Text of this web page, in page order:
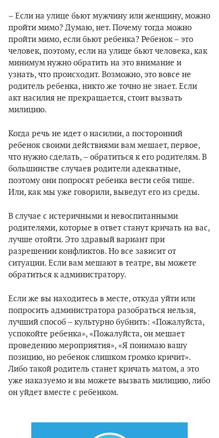
– Если на улице бьют мужчину или женщину, можно
пройти мимо? Думаю, нет. Почему тогда можно
пройти мимо, если бьют ребенка? Ребенок – это
человек, поэтому, если на улице бьют человека, как
минимум нужно обратить на это внимание и
узнать, что происходит. Возможно, это вовсе не
родитель ребенка, никто же точно не знает. Если
акт насилия не прекращается, стоит вызвать
милицию.
Когда речь не идет о насилии, а посторонний
ребенок своими действиями вам мешает, первое,
что нужно сделать, – обратиться к его родителям. В
большинстве случаев родители адекватные,
поэтому они попросят ребенка вести себя тише.
Или, как мы уже говорили, выведут его из среды.
В случае с истеричными и невоспитанными
родителями, которые в ответ станут кричать на вас,
лучше отойти. Это здравый вариант при
разрешении конфликтов. Но все зависит от
ситуации. Если вам мешают в театре, вы можете
обратиться к администратору.
Если же вы находитесь в месте, откуда уйти или
попросить администратора разобраться нельзя,
лучший способ – культурно бубнить: «Пожалуйста,
успокойте ребенка», «Пожалуйста, он мешает
проведению мероприятия», «Я понимаю вашу
позицию, но ребенок слишком громко кричит».
Либо такой родитель станет кричать матом, а это
уже наказуемо и вы можете вызвать милицию, либо
он уйдет вместе с ребенком.